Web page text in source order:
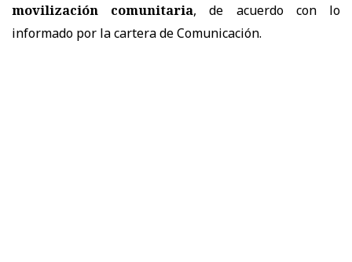
movilización comunitaria, de acuerdo con lo
informado por la cartera de Comunicación.